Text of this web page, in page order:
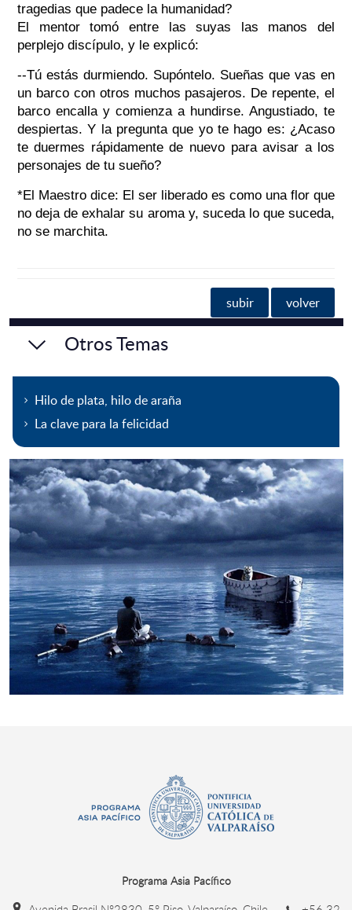
tragedias que padece la humanidad?
El mentor tomó entre las suyas las manos del
perplejo discípulo, y le explicó:
--Tú estás durmiendo. Supóntelo. Sueñas que vas en
un barco con otros muchos pasajeros. De repente, el
barco encalla y comienza a hundirse. Angustiado, te
despiertas. Y la pregunta que yo te hago es: ¿Acaso
te duermes rápidamente de nuevo para avisar a los
personajes de tu sueño?
*El Maestro dice: El ser liberado es como una flor que
no deja de exhalar su aroma y, suceda lo que suceda,
no se marchita.
subir volver
Otros Temas
Hilo de plata, hilo de araña
La clave para la felicidad
Programa Asia Pacífico